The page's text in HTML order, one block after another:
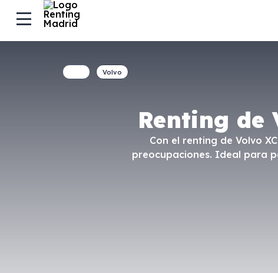
Renting de
Con el renting de Volvo
preocupaciones. Ideal para
Volvo